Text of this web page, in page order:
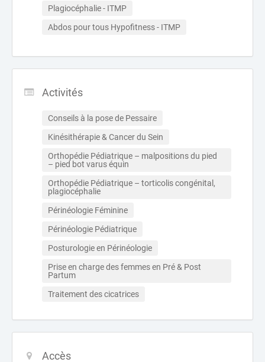
Plagiocéphalie - ITMP
Abdos pour tous Hypofitness - ITMP
Activités
Conseils à la pose de Pessaire
Kinésithérapie & Cancer du Sein
Orthopédie Pédiatrique – malpositions du pied
– pied bot varus équin
Orthopédie Pédiatrique – torticolis congénital,
plagiocéphalie
Périnéologie Féminine
Périnéologie Pédiatrique
Posturologie en Périnéologie
Prise en charge des femmes en Pré & Post
Partum
Traitement des cicatrices
Accès